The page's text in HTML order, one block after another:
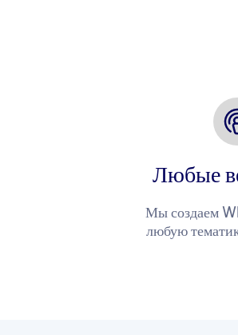
Любые
Мы создаем
любую